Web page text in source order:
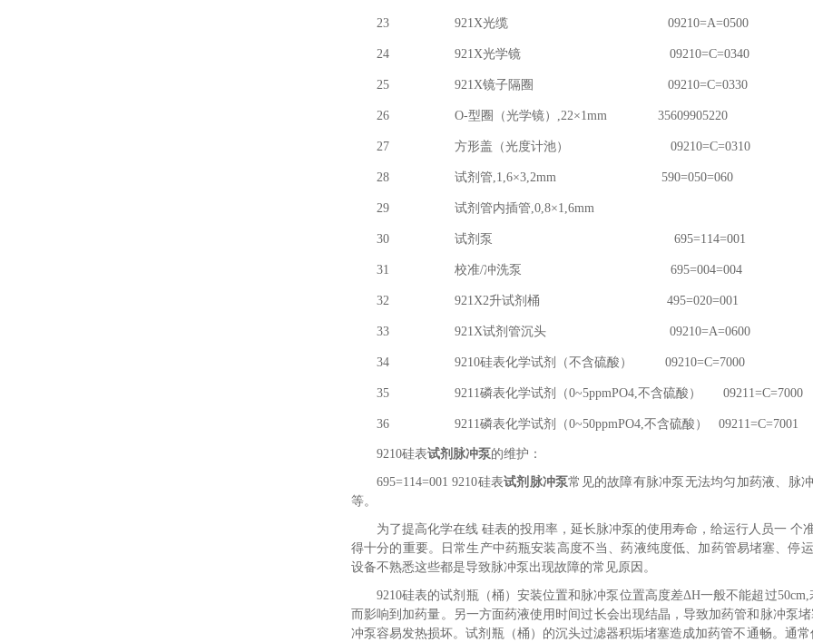
23 921X光缆 09210=A=0500
24 921X光学镜 09210=C=0340
25 921X镜子隔圈 09210=C=0330
26 O-型圈（光学镜）,22×1mm 35609905220
27 方形盖（光度计池） 09210=C=0310
28 试剂管,1,6×3,2mm 590=050=060
29 试剂管内插管,0,8×1,6mm
30 试剂泵 695=114=001
31 校准/冲洗泵 695=004=004
32 921X2升试剂桶 495=020=001
33 921X试剂管沉头 09210=A=0600
34 9210硅表化学试剂（不含硫酸） 09210=C=7000
35 9211磷表化学试剂（0~5ppmPO4,不含硫酸） 09211=C=7000
36 9211磷表化学试剂（0~50ppmPO4,不含硫酸） 09211=C=7001
9210硅表试剂脉冲泵的维护：
695=114=001 9210硅表试剂脉冲泵常见的故障有脉冲泵无法均匀加药液、脉
等。
为了提高化学在线 硅表的投用率，延长脉冲泵的使用寿命，给运行人员一 个
得十分的重要。日常生产中药瓶安装高度不当、药液纯度低、加药管易堵塞、停
设备不熟悉这些都是导致脉冲泵出现故障的常见原因。
9210硅表的试剂瓶（桶）安装位置和脉冲泵位置高度差ΔH一般不能超过
而影响到加药量。另一方面药液使用时间过长会出现结晶，导致加药管和脉冲泵
冲泵容易发热损坏。试剂瓶（桶）的沉头过滤器积垢堵塞造成加药管不通畅。通